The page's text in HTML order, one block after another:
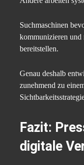
Suchmaschinen
kommunizieren und
bereitstellen.
Genau deshalb
zunehmend zu
Fazit:
digitale